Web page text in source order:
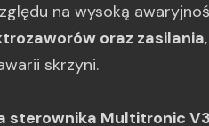
na wysoką
oraz zasilania
skrzyni.
sterownika Multitronic